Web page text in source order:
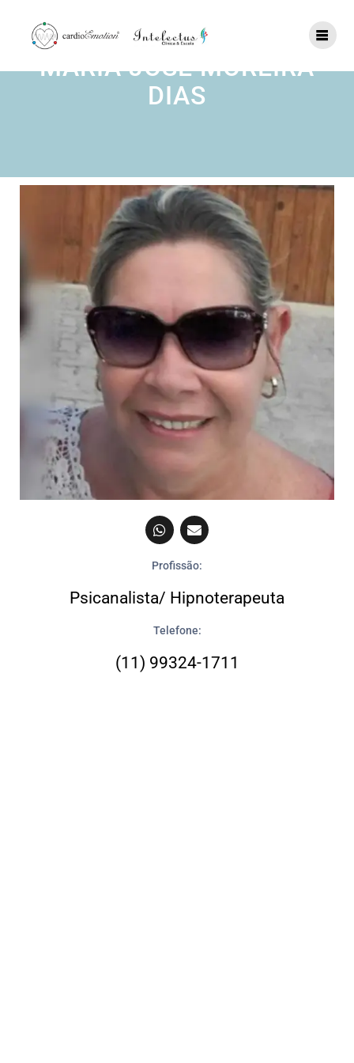
MARIA JOSE MOREIRA
DIAS
Profissão:
Psicanalista/ Hipnoterapeuta
Telefone:
(11) 99324-1711